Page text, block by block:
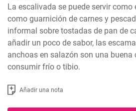
La escalivada se puede servir como
como guarnición de carnes y
informal sobre tostadas de pan de
añadir un poco de sabor, las
anchoas en salazón son una buena
consumir frío o tibio.
Añadir una nota